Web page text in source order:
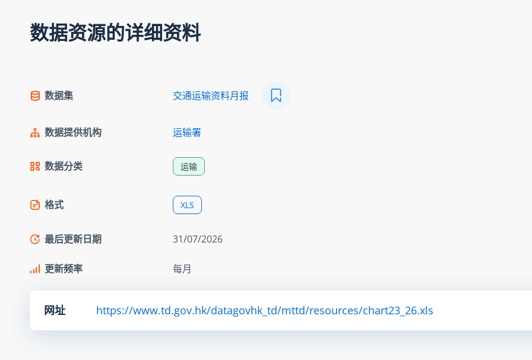
数据资源的详细资料
数据集 交通运输资料月报
数据提供机构 运输署
数据分类 运输
格式 XLS
最后更新日期 31/07/2026
更新频率 每月
网址 https://www.td.gov.hk/datagovhk_td/mttd/resources/chart23_26.xls